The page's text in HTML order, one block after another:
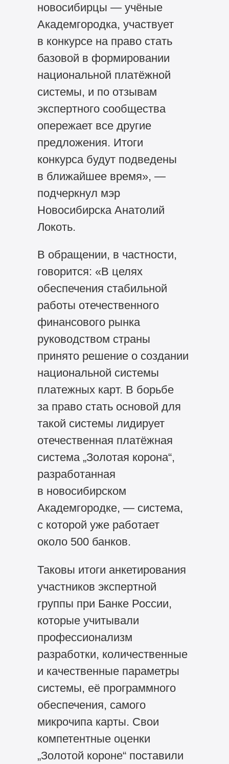
новосибирцы — учёные
Академгородка, участвует
в конкурсе на право стать
базовой в формировании
национальной платёжной
системы, и по отзывам
экспертного сообщества
опережает все другие
предложения. Итоги
конкурса будут подведены
в ближайшее время», —
подчеркнул мэр
Новосибирска Анатолий
Локоть.
В обращении, в частности,
говорится: «В целях
обеспечения стабильной
работы отечественного
финансового рынка
руководством страны
принято решение о создании
национальной системы
платежных карт. В борьбе
за право стать основой для
такой системы лидирует
отечественная платёжная
система „Золотая корона“,
разработанная
в новосибирском
Академгородке, — система,
с которой уже работает
около 500 банков.
Таковы итоги анкетирования
участников экспертной
группы при Банке России,
которые учитывали
профессионализм
разработки, количественные
и качественные параметры
системы, её программного
обеспечения, самого
микрочипа карты. Свои
компетентные оценки
„Золотой короне“ поставили